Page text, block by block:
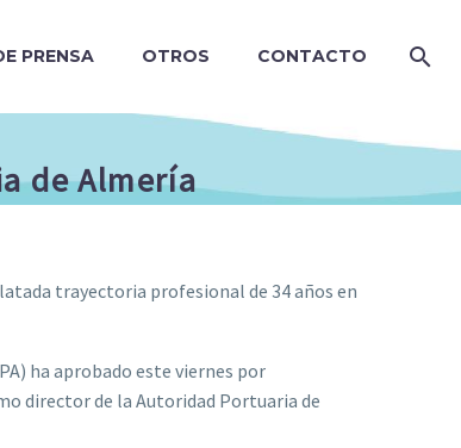
PRENSA OTROS CONTACTO
de Almería
trayectoria profesional de 34 años en
ha aprobado este viernes por
director de la Autoridad Portuaria de